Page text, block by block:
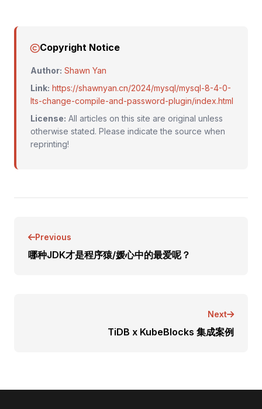
Copyright Notice
Author: Shawn Yan
Link: https://shawnyan.cn/2024/mysql/mysql-8-4-0-
lts-change-compile-and-password-plugin/index.html
License: All articles on this site are original unless
otherwise stated. Please indicate the source when
reprinting!
Previous
哪种JDK才是程序猿/媛心中的最爱呢？
Next
TiDB x KubeBlocks 集成案例